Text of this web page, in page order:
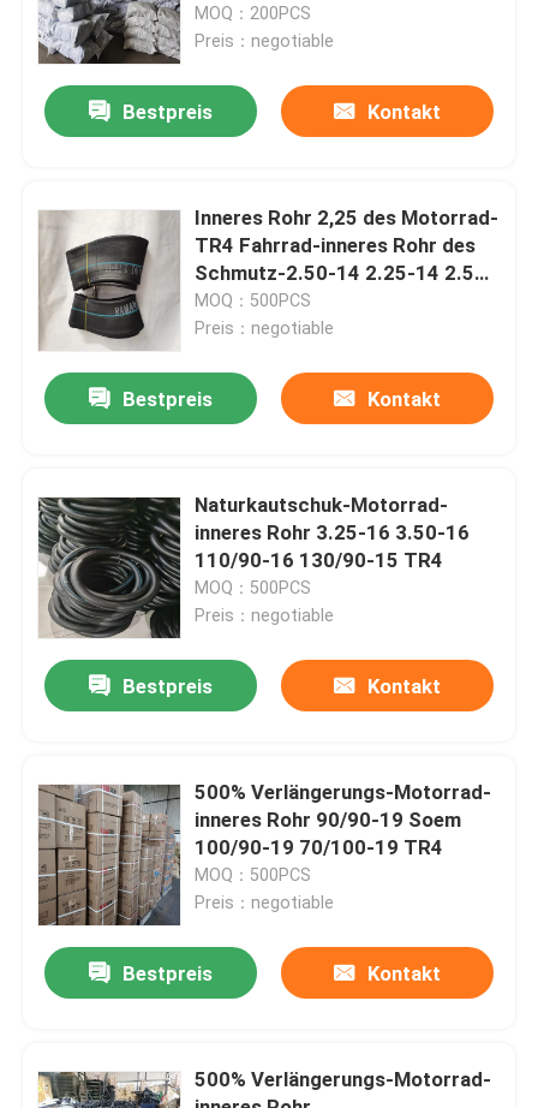
Startseite
Über uns
Fabrik Tour
Qualitätskontrolle
Kontakt
Nachrichten
Alle Fälle
Straßen-Motorrad-Reifen
MOQ：200PCS
Preis：negotiable
Bestpreis Kontakt
Inneres Rohr 2,25 des Motorrad-
TR4 Fahrrad-inneres Rohr des
Schmutz-2.50-14 2.25-14 2.50-
14 2.75-14 hochfest
MOQ：500PCS
Preis：negotiable
Bestpreis Kontakt
Naturkautschuk-Motorrad-
inneres Rohr 3.25-16 3.50-16
110/90-16 130/90-15 TR4
MOQ：500PCS
Preis：negotiable
Bestpreis Kontakt
500% Verlängerungs-Motorrad-
inneres Rohr 90/90-19 Soem
100/90-19 70/100-19 TR4
MOQ：500PCS
Preis：negotiable
Bestpreis Kontakt
500% Verlängerungs-Motorrad-